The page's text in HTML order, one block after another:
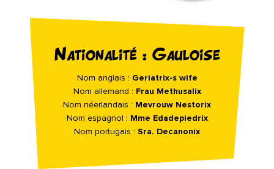
Nationalité : Gauloise
Nom anglais : Geriatrix-s wife
Nom allemand : Frau Methusalix
Nom néerlandais : Mevrouw Nestorix
Nom espagnol : Mme Edadepiedrix
Nom portugais : Sra. Decanonix